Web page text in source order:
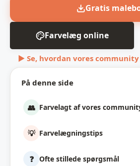
På denne side
👥 Farvelagt af vores
💡 Farvelægningstips
❓ Ofte stillede spørgsmål
Gratis
Farvelæg online
▶ Se, hvordan vores